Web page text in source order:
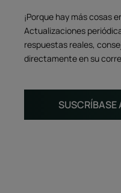
¡Porque hay más cosas
Actualizaciones
respuestas reales,
directamente en su
SUSCRÍBASE